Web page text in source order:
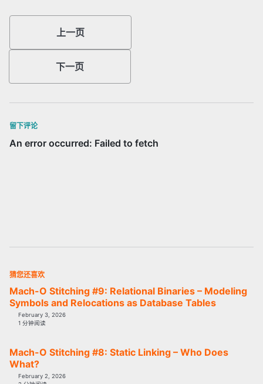
上一页
下一页
留下评论
猜您还喜欢
Mach-O Stitching #9: Relational Binaries – Modeling
Symbols and Relocations as Database Tables
February 3, 2026
1 分钟阅读
Mach-O Stitching #8: Static Linking – Who Does
What?
February 2, 2026